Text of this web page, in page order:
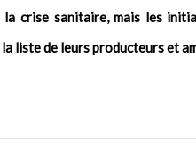
crise sanitaire, mais les
liste de leurs producteurs et